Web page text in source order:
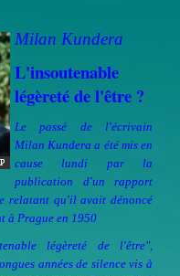
Milan Kundera
L'insoutenable
légèreté de l'être ?
Le passé de l'écrivain
Milan Kundera a été mis en
cause lundi par la
publication d'un rapport
relatant qu'il avait dénoncé
à Prague en 1950
légèreté de l'être",
années de silence vis à